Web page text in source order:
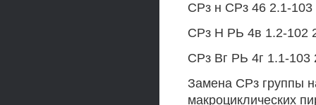
СРз н СРз 46 2.1-103
СРз Н РЬ 4в 1.2-102
СРз Вг РЬ 4г 1.1-103
Замена СРз группы
макроциклических